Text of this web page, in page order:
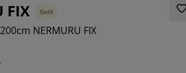
FIX Gold
NERMURU FIX